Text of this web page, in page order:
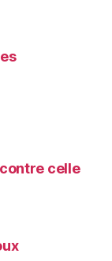
celle